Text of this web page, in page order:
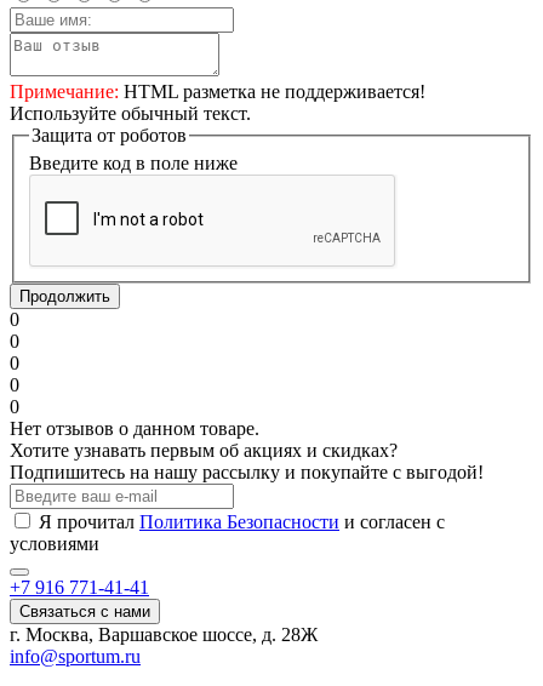
Примечание: HTML разметка не поддерживается!
Используйте обычный текст.
Защита от роботов
Введите код в поле ниже
Продолжить
0
0
0
0
0
Нет отзывов о данном товаре.
Хотите узнавать первым об акциях и скидках?
Подпишитесь на нашу рассылку и покупайте с выгодой!
Я прочитал Политика Безопасности и согласен с
условиями
+7 916 771-41-41
Связаться с нами
г. Москва, Варшавское шоссе, д. 28Ж
info@sportum.ru